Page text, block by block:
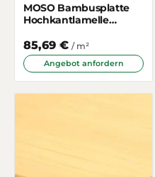
MOSO Bambusplatte
Hochkantlamelle
schichtig
85,69 € / m²
Angebot anfordern